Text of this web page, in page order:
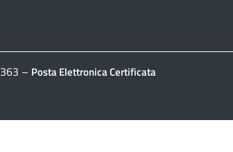
– Posta Elettronica Certificata